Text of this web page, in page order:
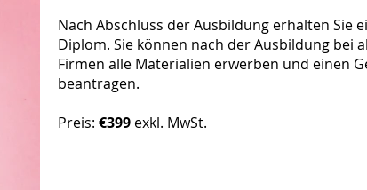
Nach Abschluss der Ausbildung erhalten Sie
Diplom. Sie können nach der Ausbildung bei
Firmen alle Materialien erwerben und einen
beantragen.
Preis: €399 exkl. MwSt.